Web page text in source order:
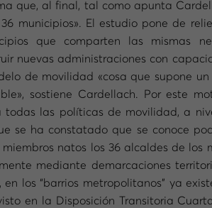
que, al final, tal como apunta
municipios». El estudio pone de
que comparten las mismas
nuevas administraciones con
de movilidad «cosa que supone
sostiene Cardellach. Por este
las políticas de movilidad, a
se ha constatado que se conoce
natos los 36 alcaldes de
mediante demarcaciones
los “barrios metropolitanos” ya
en la Disposición Transitoria